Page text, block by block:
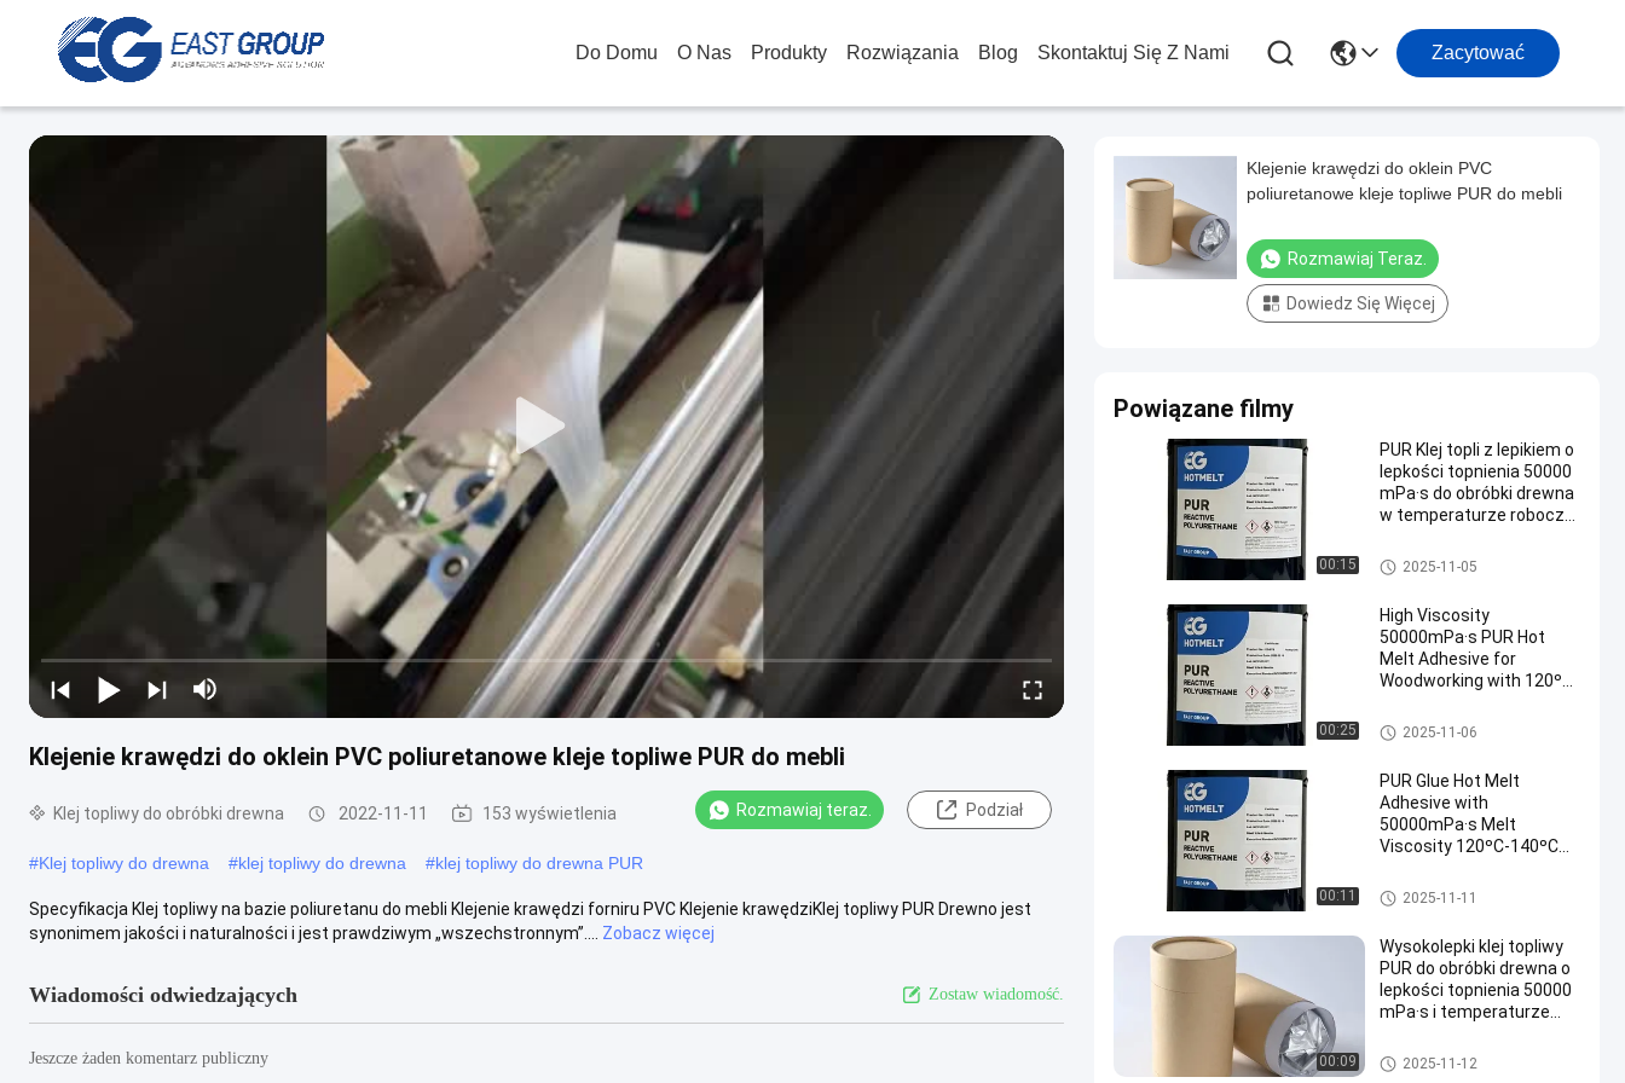
Do Domu O Nas Produkty Rozwiązania Blog Skontaktuj Się Z Nami Zacytować
Klejenie krawędzi do oklein PVC poliuretanowe kleje topliwe PUR do mebli
Klej topliwy do obróbki drewna 2022-11-11 153 wyświetlenia Rozmawiaj teraz. Podział
#Klej topliwy do drewna #klej topliwy do drewna #klej topliwy do drewna PUR
Specyfikacja Klej topliwy na bazie poliuretanu do mebli Klejenie krawędzi forniru PVC Klejenie krawędziKlej topliwy PUR Drewno jest
synonimem jakości i naturalności i jest prawdziwym „wszechstronnym”....
Zobacz więcej
Wiadomości odwiedzających Zostaw wiadomość.
Jeszcze żaden komentarz publiczny
Klejenie krawędzi do oklein PVC
poliuretanowe kleje topliwe PUR do mebli
Rozmawiaj Teraz.
Dowiedz Się Więcej
Powiązane filmy
00:15
PUR Klej topli z lepikiem o
lepkości topnienia 50000
mPa·s do obróbki drewna
w temperaturze roboczej
temperaturze mięknienia
78 ± 5°C
Klej topliwy do obróbki drewna
2025-11-05
00:25
High Viscosity
50000mPa·s PUR Hot
Melt Adhesive for
Woodworking with 120ºC-
Temperature and 78 ± 5
ºC Softening Point
Klej topliwy do obróbki drewna
2025-11-06
00:11
PUR Glue Hot Melt
Adhesive with
50000mPa·s Melt
Viscosity 120ºC-140ºC
78 ± 5 ºC Softening Point
Klej topliwy do obróbki drewna
2025-11-11
00:09
Wysokolepki klej topliwy
PUR do obróbki drewna o
lepkości topnienia 50000
mPa·s i temperaturze
Klej topliwy do obróbki drewna
2025-11-12